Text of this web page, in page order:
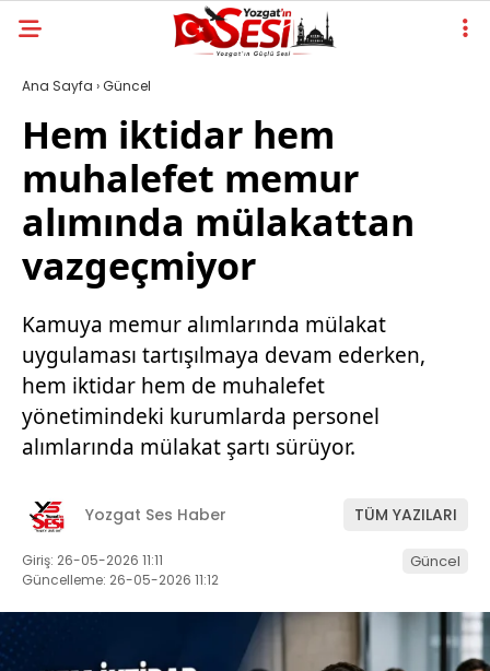
Ana Sayfa ›Güncel
Hem iktidar hem
muhalefet memur
alımında mülakattan
vazgeçmiyor
Kamuya memur alımlarında mülakat
uygulaması tartışılmaya devam ederken,
hem iktidar hem de muhalefet
yönetimindeki kurumlarda personel
alımlarında mülakat şartı sürüyor.
Yozgat Ses Haber TÜM YAZILARI
Giriş: 26-05-2026 11:11
Güncelleme: 26-05-2026 11:12
Güncel